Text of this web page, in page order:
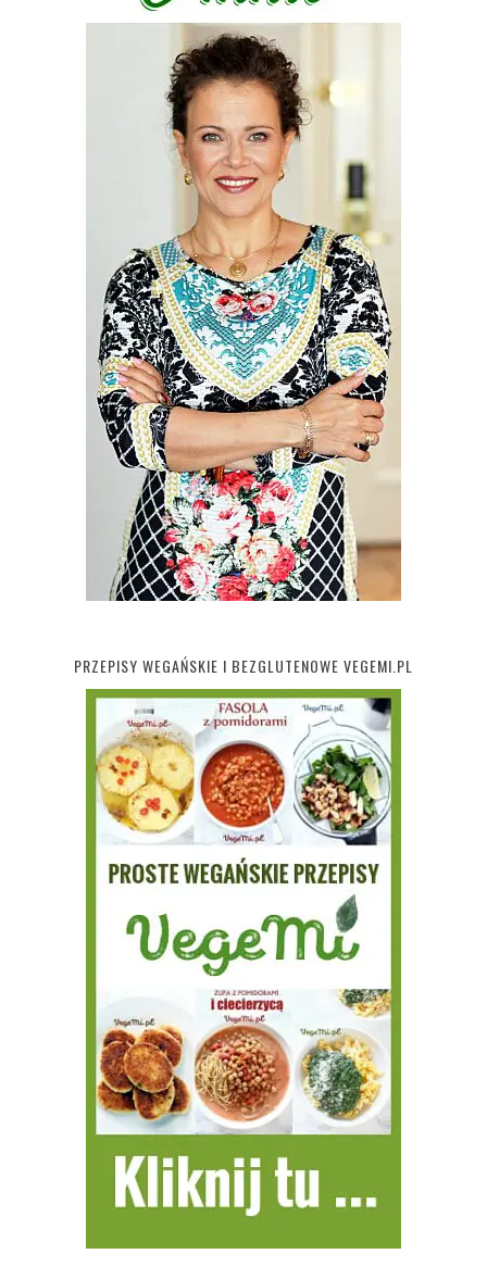
PRZEPISY WEGAŃSKIE I BEZGLUTENOWE VEGEMI.PL